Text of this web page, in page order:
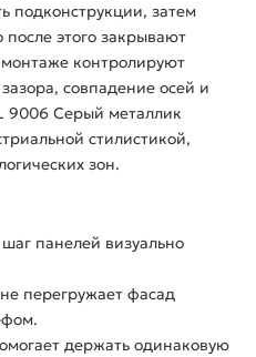
подконструкции, затем
этого закрывают
контролируют
совпадение осей и
9006 Серый металлик
стилистикой,
зон.
панелей визуально
перегружает фасад
держать одинаковую